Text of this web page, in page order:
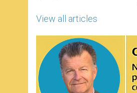
View all articles